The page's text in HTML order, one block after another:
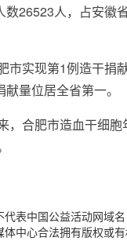
数26523人，占安徽
市实现第1例造干捐
量位居全省第一。
，合肥市造血干细
表中国公益活动网域
中心合法拥有版权或